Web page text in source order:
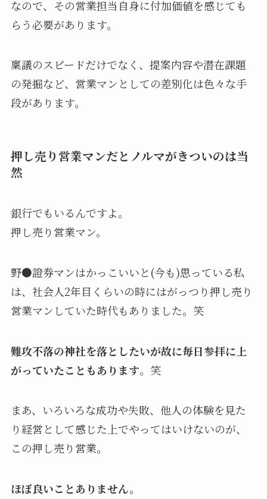
なので、その営業担当自身に付加価値を感じても
らう必要があります。
稟議のスピードだけでなく、提案内容や潜在課題
の発掘など、営業マンとしての差別化は色々な手
段があります。
押し売り営業マンだとノルマがきついのは当
然
銀行でもいるんですよ。
押し売り営業マン。
野●證券マンはかっこいいと(今も)思っている私
は、社会人2年目くらいの時にはがっつり押し売り
営業マンしていた時代もありました。笑
難攻不落の神社を落としたいが故に毎日参拝に上
がっていたこともあります。笑
まあ、いろいろな成功や失敗、他人の体験を見た
り経営として感じた上でやってはいけないのが、
この押し売り営業。
ほぼ良いことありません。